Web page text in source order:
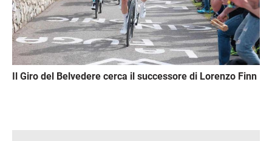
Il Giro del Belvedere cerca il successore di Lorenzo Finn